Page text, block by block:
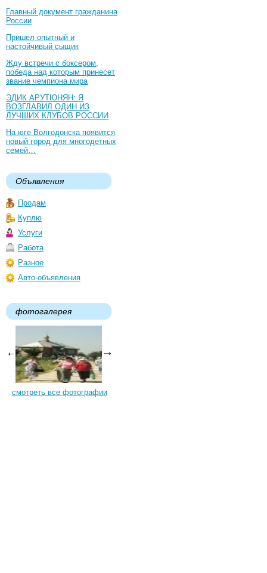
Главный документ гражданина
России
Пришел опытный и
настойчивый сыщик
Жду встречи с боксером,
победа над которым принесет
звание чемпиона мира
ЭДИК АРУТЮНЯН: Я
ВОЗГЛАВИЛ ОДИН ИЗ
ЛУЧШИХ КЛУБОВ РОССИИ
На юге Волгодонска появится
новый город для многодетных
семей…
Объявления
Продам
Куплю
Услуги
Работа
Разное
Авто-объявления
фотогалерея
смотреть все фотографии